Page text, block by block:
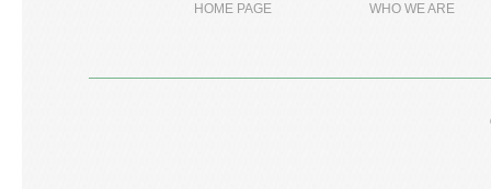
HOME PAGE WHO WE ARE